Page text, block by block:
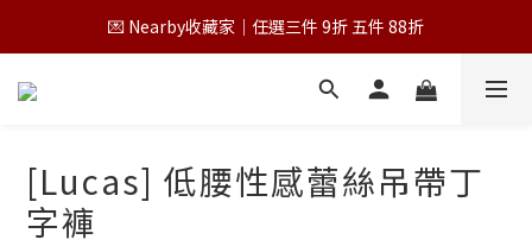
💌 Nearby收藏家｜任選三件 9折 五件 88折
💌 Nearby收藏家｜任選三件 9折 五件 88折
第一次跟 Nearby 一起過七夕｜任選三件 9折
💌 Nearby收藏家｜任選三件 9折 五件 88折
[Lucas] 低腰性感蕾絲吊帶丁
字褲